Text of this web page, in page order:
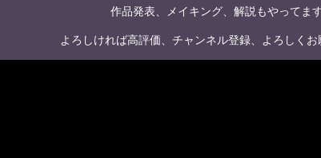
作品発表、メイキング、解説もやってま
よろしければ高評価、チャンネル登録、よろしく